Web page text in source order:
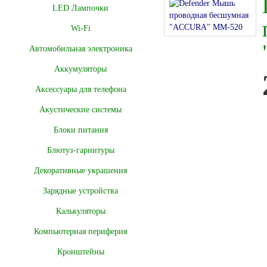
LED Лампочки
Wi-Fi
Автомобильная электроника
Аккумуляторы
Аксессуары для телефона
Акустические системы
Блоки питания
Блютуз-гарнитуры
Декоративные украшения
Зарядные устройства
Калькуляторы
Компьютерная периферия
Кронштейны